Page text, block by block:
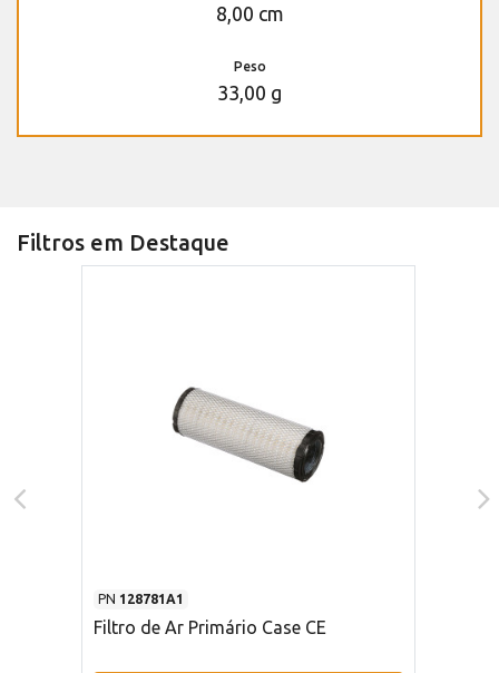
8,00 cm
Peso
33,00 g
Filtros em Destaque
PN 128781A1
Filtro de Ar Primário Case CE